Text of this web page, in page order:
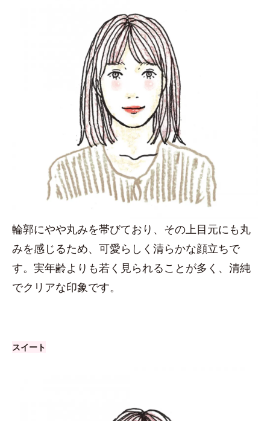
輪郭にやや丸みを帯びており、その上目元にも丸
みを感じるため、可愛らしく清らかな顔立ちで
す。実年齢よりも若く見られることが多く、清純
でクリアな印象です。
スイート